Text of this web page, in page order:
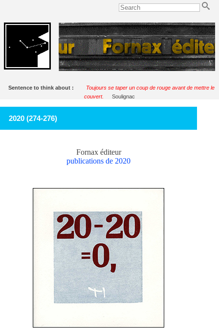
Sentence to think about :
Toujours se taper un coup de rouge avant de mettre le
couvert.
Soulignac
2020 (274-276)
Fornax éditeur
publications de 2020